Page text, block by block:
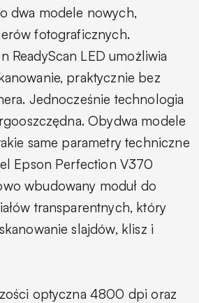
dwa modele nowych,
fotograficznych.
ReadyScan LED umożliwia
praktycznie bez
Jednocześnie technologia
Obydwa modele
same parametry techniczne
Epson Perfection V370
wbudowany moduł do
transparentnych, który
slajdów, klisz i
optyczna 4800 dpi oraz